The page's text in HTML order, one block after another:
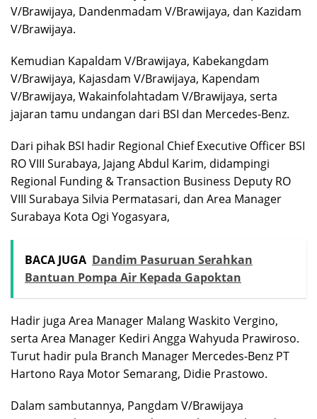
V/Brawijaya, Dandenmadam V/Brawijaya, dan Kazidam
V/Brawijaya.
Kemudian Kapaldam V/Brawijaya, Kabekangdam
V/Brawijaya, Kajasdam V/Brawijaya, Kapendam
V/Brawijaya, Wakainfolahtadam V/Brawijaya, serta
jajaran tamu undangan dari BSI dan Mercedes-Benz.
Dari pihak BSI hadir Regional Chief Executive Officer BSI
RO VIII Surabaya, Jajang Abdul Karim, didampingi
Regional Funding & Transaction Business Deputy RO
VIII Surabaya Silvia Permatasari, dan Area Manager
Surabaya Kota Ogi Yogasyara,
BACA JUGA Dandim Pasuruan Serahkan
Bantuan Pompa Air Kepada Gapoktan
Hadir juga Area Manager Malang Waskito Vergino,
serta Area Manager Kediri Angga Wahyuda Prawiroso.
Turut hadir pula Branch Manager Mercedes-Benz PT
Hartono Raya Motor Semarang, Didie Prastowo.
Dalam sambutannya, Pangdam V/Brawijaya